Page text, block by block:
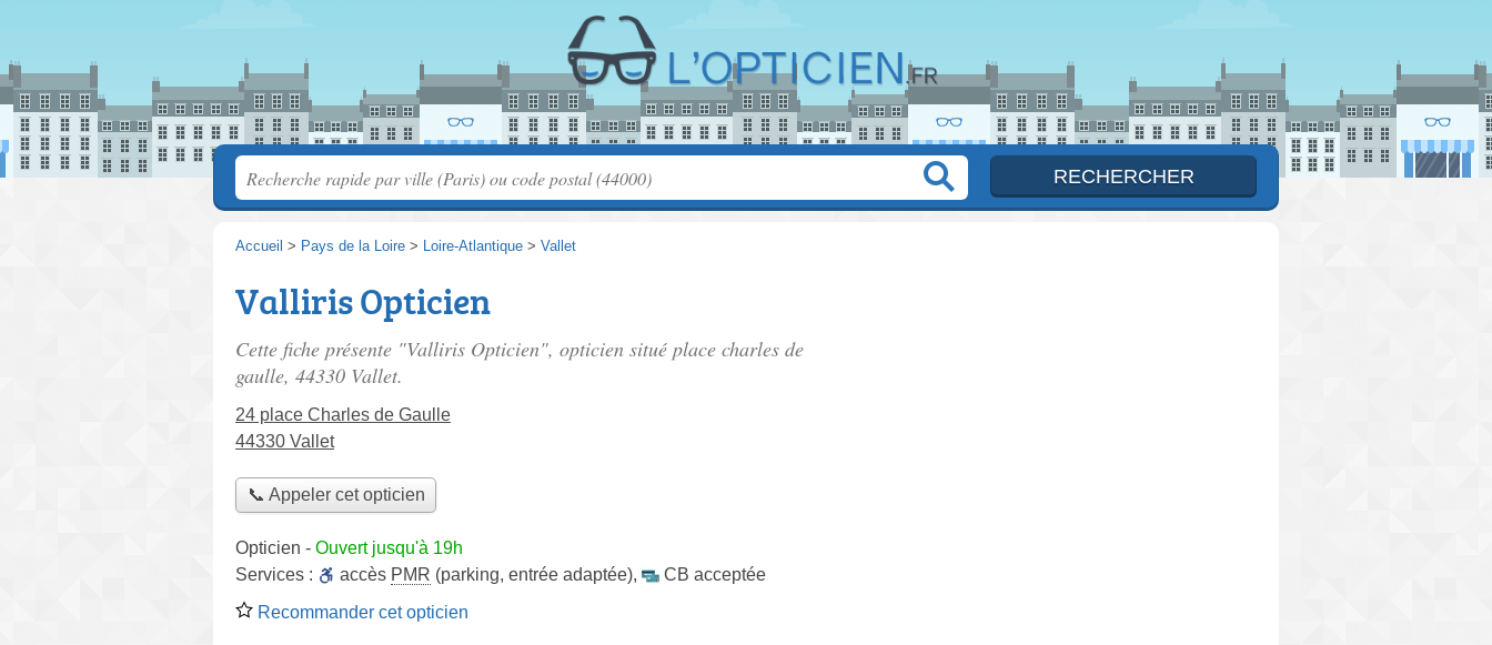
Accueil > Pays de la Loire > Loire-Atlantique > Vallet
Valliris Opticien
Cette fiche présente "Valliris Opticien", opticien situé place charles de
gaulle, 44330 Vallet.
24 place Charles de Gaulle
44330 Vallet
📞 Appeler cet opticien
Opticien - Ouvert jusqu'à 19h
Services :
accès PMR (parking, entrée adaptée),
CB acceptée
Recommander cet opticien